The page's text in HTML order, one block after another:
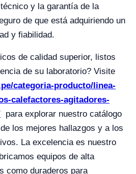
y la garantía de la
de que está adquiriendo un
y fiabilidad.
de calidad superior, listos
de su laboratorio? Visite
categoria-producto/linea-
calefactores-agitadores-
para explorar nuestro catálogo
los mejores hallazgos y a los
La excelencia es nuestro
equipos de alta
como duraderos para